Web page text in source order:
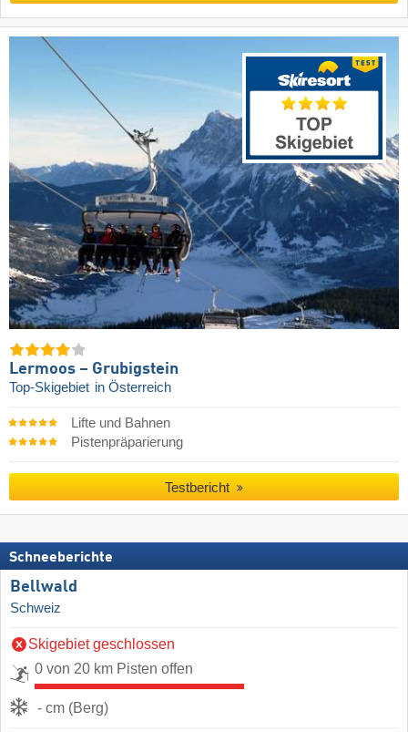
Lermoos – Grubigstein
Top-Skigebiet in Österreich
Lifte und Bahnen
Pistenpräparierung
Testbericht
Schneeberichte
Bellwald
Schweiz
Skigebiet geschlossen
0 von 20 km Pisten offen
- cm (Berg)